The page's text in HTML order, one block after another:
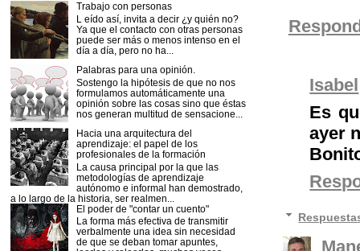
Isabel
Es
ayer
Trabajo con personas
L eído así, invita a decir ¿y quién no?
Ya que el contacto con otras personas
puede ser más o menos intenso en el
día a día, pero no ha...
Palabras para una opinión.
Sostengo la hipótesis de que no nos
formulamos automáticamente una
opinión sobre las cosas sino que éstas
nos generan multitud de sensacione...
Hacia una arquitectura del
aprendizaje: el papel de los
profesionales de la formación
La causa principal por la que las
metodologías de aprendizaje
autónomo e informal han demostrado,
a lo largo de la historia, ser realmen...
El poder de "contar un cuento"
La forma más efectiva de transmitir
verbalmente una idea sin necesidad
de que se deban tomar apuntes,